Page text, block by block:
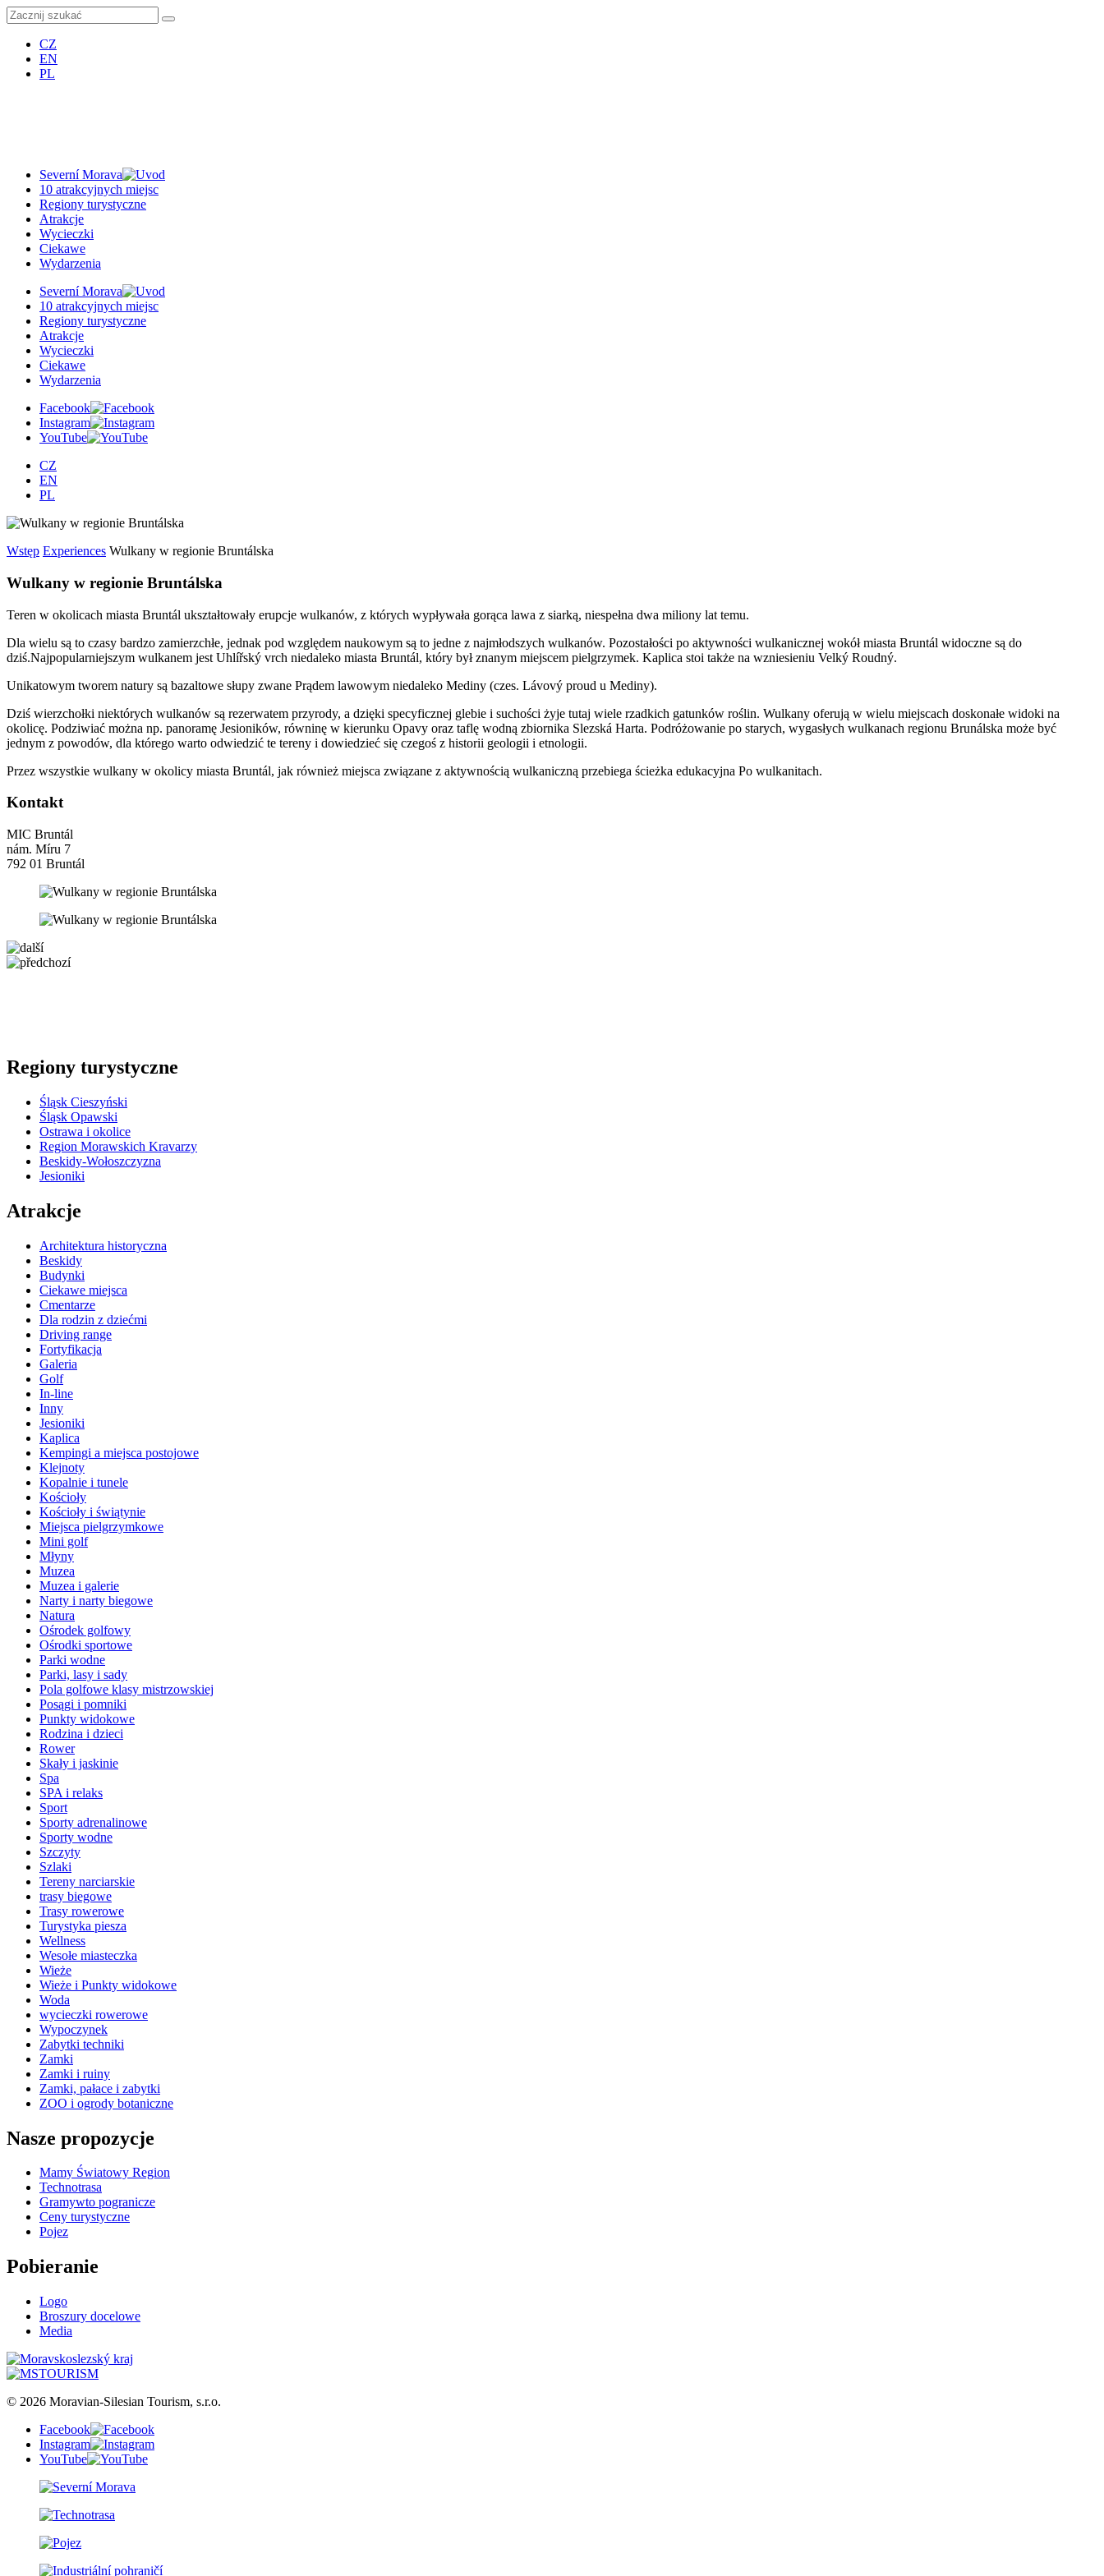
CZ
EN
PL
Severní Morava
10 atrakcyjnych miejsc
Regiony turystyczne
Atrakcje
Wycieczki
Ciekawe
Wydarzenia
Severní Morava
10 atrakcyjnych miejsc
Regiony turystyczne
Atrakcje
Wycieczki
Ciekawe
Wydarzenia
Facebook
Instagram
YouTube
CZ
EN
PL
Wstęp Experiences Wulkany w regionie Bruntálska
Wulkany w regionie Bruntálska
Teren w okolicach miasta Bruntál ukształtowały erupcje wulkanów, z których wypływała gorąca lawa z siarką, niespełna dwa miliony lat temu.
Dla wielu są to czasy bardzo zamierzchłe, jednak pod względem naukowym są to jedne z najmłodszych wulkanów. Pozostałości po aktywności wulkanicznej wokół miasta Bruntál widoczne są do
dziś.Najpopularniejszym wulkanem jest Uhlířský vrch niedaleko miasta Bruntál, który był znanym miejscem pielgrzymek. Kaplica stoi także na wzniesieniu Velký Roudný.
Unikatowym tworem natury są bazaltowe słupy zwane Prądem lawowym niedaleko Mediny (czes. Lávový proud u Mediny).
Dziś wierzchołki niektórych wulkanów są rezerwatem przyrody, a dzięki specyficznej glebie i suchości żyje tutaj wiele rzadkich gatunków roślin. Wulkany oferują w wielu miejscach doskonałe widoki na
okolicę. Podziwiać można np. panoramę Jesioników, równinę w kierunku Opavy oraz taflę wodną zbiornika Slezská Harta. Podróżowanie po starych, wygasłych wulkanach regionu Brunálska może być
jednym z powodów, dla którego warto odwiedzić te tereny i dowiedzieć się czegoś z historii geologii i etnologii.
Przez wszystkie wulkany w okolicy miasta Bruntál, jak również miejsca związane z aktywnością wulkaniczną przebiega ścieżka edukacyjna Po wulkanitach.
Kontakt
MIC Bruntál
nám. Míru 7
792 01 Bruntál
5 km
Regiony turystyczne
Śląsk Cieszyński
Śląsk Opawski
Ostrawa i okolice
Region Morawskich Kravarzy
Beskidy-Wołoszczyzna
Jesioniki
Atrakcje
Architektura historyczna
Beskidy
Budynki
Ciekawe miejsca
Cmentarze
Dla rodzin z dziećmi
Driving range
Fortyfikacja
Galeria
Golf
In-line
Inny
Jesioniki
Kaplica
Kempingi a miejsca postojowe
Klejnoty
Kopalnie i tunele
Kościoły
Kościoły i świątynie
Miejsca pielgrzymkowe
Mini golf
Młyny
Muzea
Muzea i galerie
Narty i narty biegowe
Natura
Ośrodek golfowy
Ośrodki sportowe
Parki wodne
Parki, lasy i sady
Pola golfowe klasy mistrzowskiej
Posągi i pomniki
Punkty widokowe
Rodzina i dzieci
Rower
Skały i jaskinie
Spa
SPA i relaks
Sport
Sporty adrenalinowe
Sporty wodne
Szczyty
Szlaki
Tereny narciarskie
trasy biegowe
Trasy rowerowe
Turystyka piesza
Wellness
Wesołe miasteczka
Wieże
Wieże i Punkty widokowe
Woda
wycieczki rowerowe
Wypoczynek
Zabytki techniki
Zamki
Zamki i ruiny
Zamki, pałace i zabytki
ZOO i ogrody botaniczne
Nasze propozycje
Mamy Światowy Region
Technotrasa
Gramywto pogranicze
Ceny turystyczne
Pojez
Pobieranie
Logo
Broszury docelowe
Media
© 2026 Moravian-Silesian Tourism, s.r.o.
Facebook
Instagram
YouTube